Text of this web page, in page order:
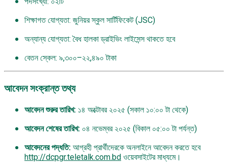
শিক্ষাগত যোগ্যতা: জুনিয়র স্কুল সার্টিফিকেট (JSC)
অন্যান্য যোগ্যতা: বৈধ হালকা ড্রাইভিং লাইসেন্স থাকতে হবে
বেতন স্কেল: ৯,৩০০–২২,৪৯০ টাকা
আবেদন সংক্রান্ত তথ্য
আবেদন শুরুর তারিখ: ১৪ অক্টোবর ২০২৫ (সকাল ১০:০০ টা থেকে)
আবেদন শেষের তারিখ: ০৪ নভেম্বর ২০২৫ (বিকাল ০৫:০০ টা পর্যন্ত)
আবেদনের পদ্ধতি: আগ্রহী প্রার্থীদেরকে অনলাইনে আবেদন করতে হবে
http://dcpgr.teletalk.com.bd ওয়েবসাইটের মাধ্যমে।